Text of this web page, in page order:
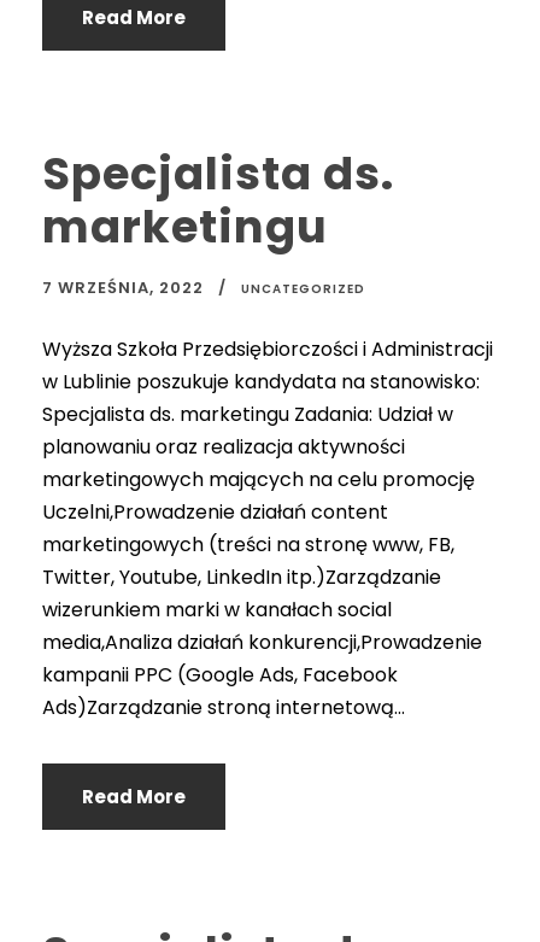
Read More
Specjalista ds.
marketingu
7 WRZEŚNIA, 2022 UNCATEGORIZED
Wyższa Szkoła Przedsiębiorczości i Administracji
w Lublinie poszukuje kandydata na stanowisko:
Specjalista ds. marketingu Zadania: Udział w
planowaniu oraz realizacja aktywności
marketingowych mających na celu promocję
Uczelni,Prowadzenie działań content
marketingowych (treści na stronę www, FB,
Twitter, Youtube, LinkedIn itp.)Zarządzanie
wizerunkiem marki w kanałach social
media,Analiza działań konkurencji,Prowadzenie
kampanii PPC (Google Ads, Facebook
Ads)Zarządzanie stroną internetową...
Read More